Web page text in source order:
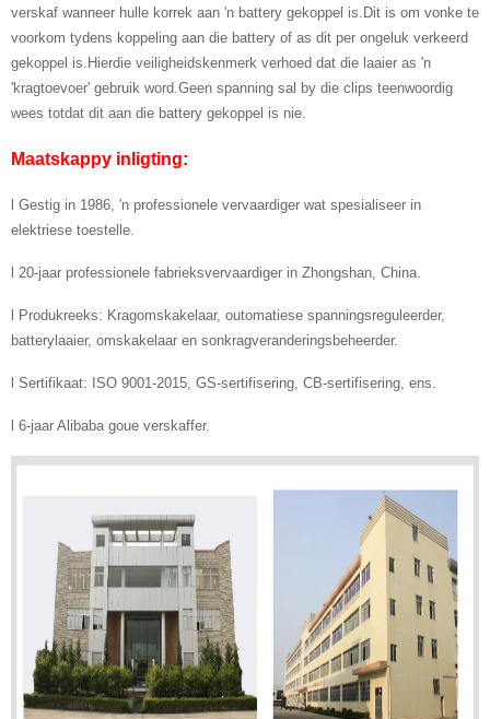
verskaf wanneer hulle korrek aan 'n battery gekoppel is.Dit is om vonke te
voorkom tydens koppeling aan die battery of as dit per ongeluk verkeerd
gekoppel is.Hierdie veiligheidskenmerk verhoed dat die laaier as 'n
'kragtoevoer' gebruik word.Geen spanning sal by die clips teenwoordig
wees totdat dit aan die battery gekoppel is nie.
Maatskappy inligting:
l Gestig in 1986, 'n professionele vervaardiger wat spesialiseer in
elektriese toestelle.
l 20-jaar professionele fabrieksvervaardiger in Zhongshan, China.
l Produkreeks: Kragomskakelaar, outomatiese spanningsreguleerder,
batterylaaier, omskakelaar en sonkragveranderingsbeheerder.
l Sertifikaat: ISO 9001-2015, GS-sertifisering, CB-sertifisering, ens.
l 6-jaar Alibaba goue verskaffer.